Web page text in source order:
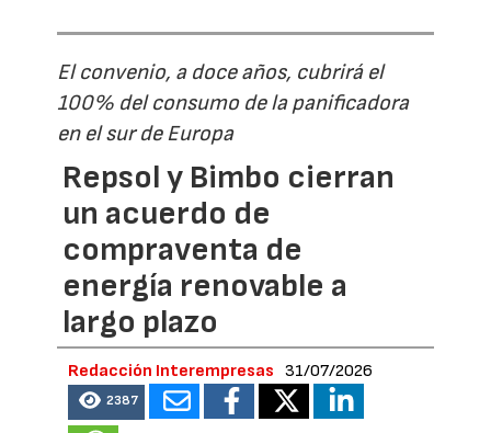
El convenio, a doce años, cubrirá el
100% del consumo de la panificadora
en el sur de Europa
Repsol y Bimbo cierran
un acuerdo de
compraventa de
energía renovable a
largo plazo
Redacción Interempresas 31/07/2026
2387